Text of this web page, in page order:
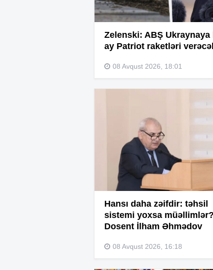
Zelenski: ABŞ Ukraynaya
ay Patriot raketləri
08 Avqust 2026, 18:01
Hansı daha zəifdir: təhsil
sistemi yoxsa
Dosent İlham Əhmədov
08 Avqust 2026, 16:18